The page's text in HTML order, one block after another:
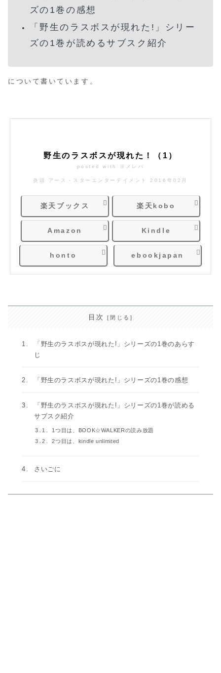
ズの1巻の感想
「野生のラスボスが現れた!」シリー
ズの1巻が読めるサブスク紹介
について書いています。
野生のラスボスが現れた！（1）
posted with ヨメレバ
炎頭 アース・スターエンターテイメント 2016年02月
楽天ブックス 楽天kobo
Amazon Kindle
honto ebookjapan
目次
「野生のラスボスが現れた!」シリーズの1巻のあらす
じ
「野生のラスボスが現れた!」シリーズの1巻の感想
「野生のラスボスが現れた!」シリーズの1巻が読める
サブスク紹介
1つ目は、BOOK☆WALKERの読み放題
2つ目は、kindle unlimited
さいごに